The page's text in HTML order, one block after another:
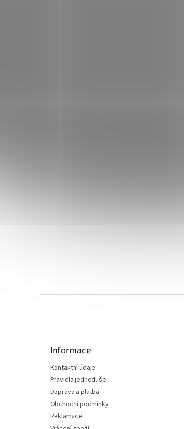
Informace
Kontaktní údaje
Pravidla jednoduše
Doprava a platba
Obchodní podmínky
Reklamace